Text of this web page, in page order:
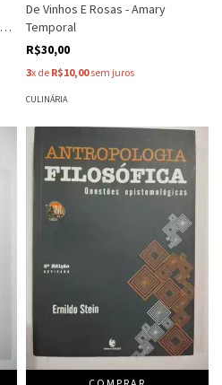
De Vinhos E Rosas - Amary
Temporal
R$30,00
3x de R$10,00sem juros
CULINÁRIA